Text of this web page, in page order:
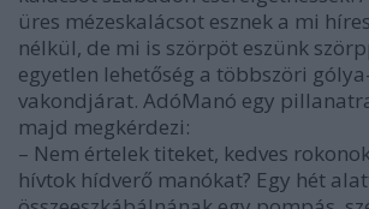
üres mézeskalácsot esznek a mi
nélkül, de mi is szörpöt eszünk
egyetlen lehetőség a többszöri
vakondjárat. AdóManó egy
majd megkérdezi:
– Nem értelek titeket, kedves
hívtok hídverő manókat? Egy hét